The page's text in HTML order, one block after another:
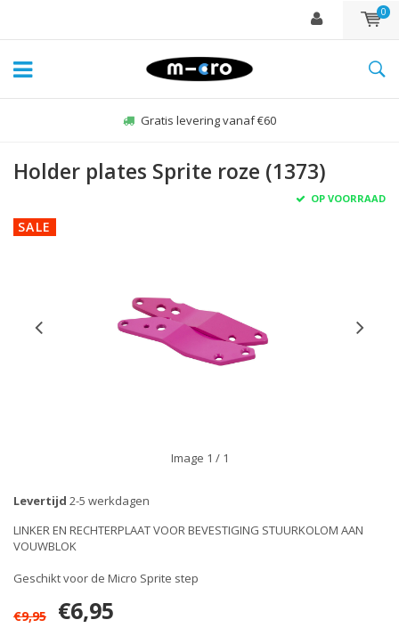
0
Gratis levering vanaf €60
Holder plates Sprite roze (1373)
OP VOORRAAD
SALE
Image 1 / 1
Levertijd 2-5 werkdagen
LINKER EN RECHTERPLAAT VOOR BEVESTIGING STUURKOLOM AAN
VOUWBLOK
Geschikt voor de Micro Sprite step
€9,95 €6,95